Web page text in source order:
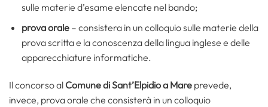
sulle materie d’esame elencate nel bando;
prova orale– consistera in un colloquio sulle materie della
prova scritta e la conoscenza della lingua inglese e delle
apparecchiature informatiche.
Il concorso al Comune di Sant’Elpidio a Mare prevede,
invece, prova orale che consisterà in un colloquio